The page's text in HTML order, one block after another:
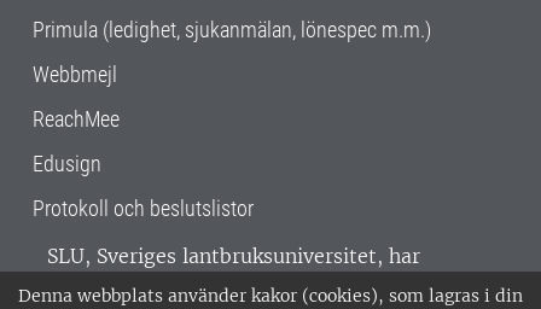
Denna webbplats använder kakor (cookies), som lagras i din
Primula (ledighet, sjukanmälan, lönespec m.m.)
Webbmejl
ReachMee
Edusign
Protokoll och beslutslistor
SLU, Sveriges lantbruksuniversitet, har
verksamhet över hela Sverige. Huvudorter är